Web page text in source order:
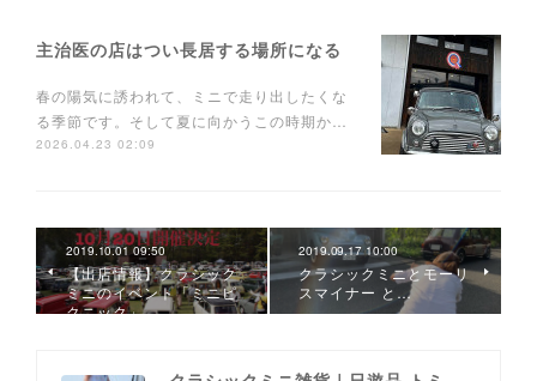
主治医の店はつい長居する場所になる
春の陽気に誘われて、ミニで走り出したくな
る季節です。そして夏に向かうこの時期か…
2026.04.23 02:09
2019.10.01 09:50
【出店情報】クラシック
ミニのイベント「ミニピ
クニック」
2019.09.17 10:00
クラシックミニとモーリ
スマイナー と…